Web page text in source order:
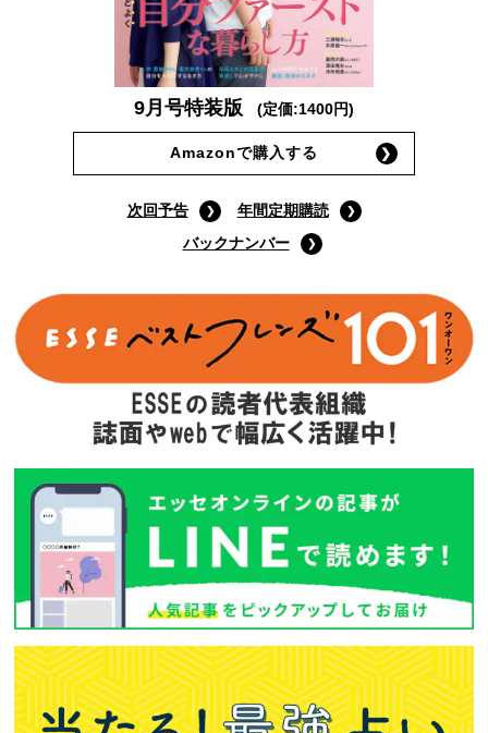
9月号特装版 (定価:1400円)
Amazonで購入する
次回予告
年間定期購読
バックナンバー